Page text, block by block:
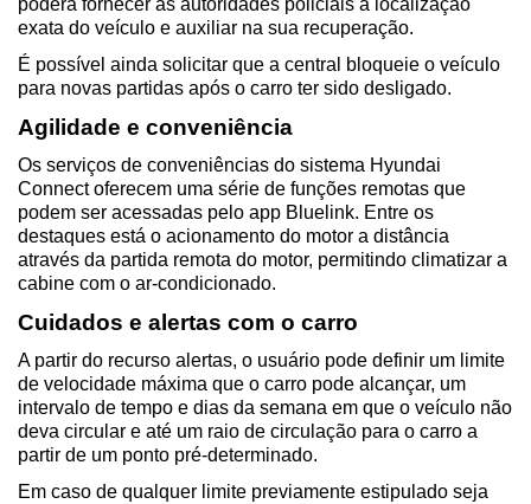
poderá fornecer às autoridades policiais a localização
exata do veículo e auxiliar na sua recuperação.
É possível ainda solicitar que a central bloqueie o veículo
para novas partidas após o carro ter sido desligado.
Agilidade e conveniência
Os serviços de conveniências do sistema Hyundai
Connect oferecem uma série de funções remotas que
podem ser acessadas pelo app Bluelink. Entre os
destaques está o acionamento do motor a distância
através da partida remota do motor, permitindo climatizar a
cabine com o ar-condicionado.
Cuidados e alertas com o carro
A partir do recurso alertas, o usuário pode definir um limite
de velocidade máxima que o carro pode alcançar, um
intervalo de tempo e dias da semana em que o veículo não
deva circular e até um raio de circulação para o carro a
partir de um ponto pré-determinado.
Em caso de qualquer limite previamente estipulado seja